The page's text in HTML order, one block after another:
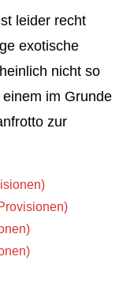
leider recht
exotische
nicht so
im Grunde
zur